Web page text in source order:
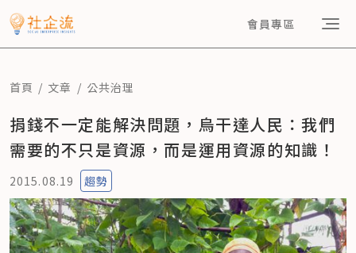
會員專區
首頁 文章 公共治理
捐錢不一定能解決問題，烏干達人民：我們
需要的不只是資源，而是運用資源的知識！
2015.08.19 趨勢